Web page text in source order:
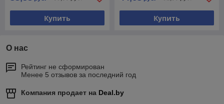
Купить Купить
О нас
Рейтинг не сформирован
Менее 5 отзывов за последний год
Компания продает на Deal.by